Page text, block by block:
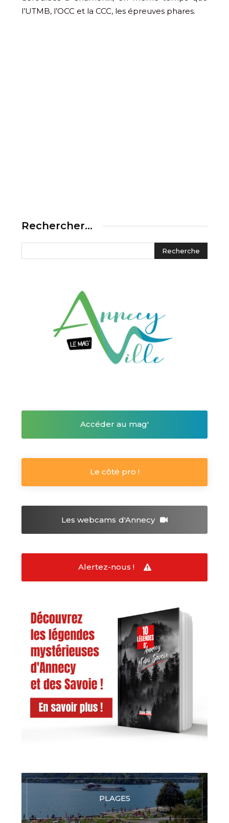
l’UTMB, l’OCC et la CCC, les épreuves phares.
Rechercher…
Accéder au mag'
Le côté pro !
Les webcams d'Annecy
Alertez-nous !
PLAGES